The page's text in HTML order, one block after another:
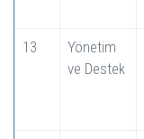
13
Yönetim
ve Destek